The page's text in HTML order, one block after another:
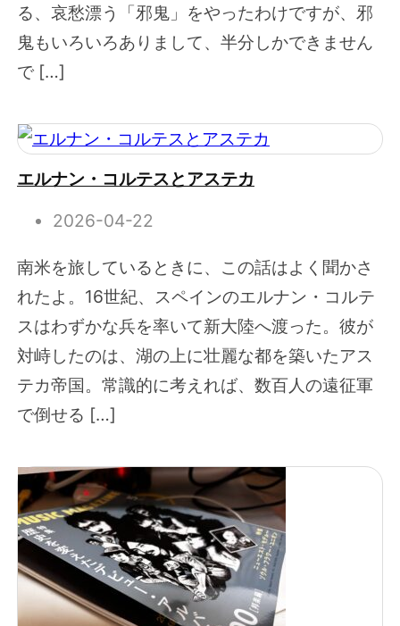
る、哀愁漂う「邪鬼」をやったわけですが、邪
鬼もいろいろありまして、半分しかできません
で […]
エルナン・コルテスとアステカ
2026-04-22
南米を旅しているときに、この話はよく聞かさ
れたよ。16世紀、スペインのエルナン・コルテ
スはわずかな兵を率いて新大陸へ渡った。彼が
対峙したのは、湖の上に壮麗な都を築いたアス
テカ帝国。常識的に考えれば、数百人の遠征軍
で倒せる […]